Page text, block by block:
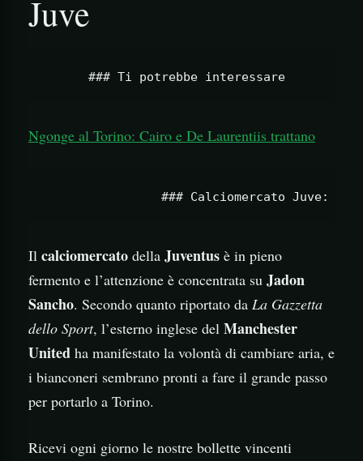
Juve
Ngonge al Torino: Cairo e De Laurentiis trattano
Il calciomercato della Juventus è in pieno
fermento e l’attenzione è concentrata su Jadon
Sancho. Secondo quanto riportato da La Gazzetta
dello Sport, l’esterno inglese del Manchester
United ha manifestato la volontà di cambiare aria, e
i bianconeri sembrano pronti a fare il grande passo
per portarlo a Torino.
Ricevi ogni giorno le nostre bollette vincenti